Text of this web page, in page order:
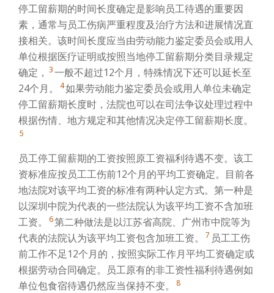
停工留薪期的时间长度确定是影响员工待遇的重要因
素，通常与员工伤病严重程度及治疗方法和进展情况直
接相关。该时间长度应当由劳动能力鉴定委员会或用人
单位根据医疗证明或按照当地停工留薪期分类目录规定
确定， 3一般不超过12个月，特殊情况下还可以延长至
24个月。
4如果劳动能力鉴定委员会或用人单位未确定
停工留薪期长度时，法院也可以在司法争议处理过程中
根据伤情、地方规定和其他情况决定停工留薪期长度。
5
员工停工留薪期的工资按照原工资福利待遇不变。该工
资标准应按员工工伤前12个月的平均工资确定。目前各
地法院对该平均工资的标准有两种认定方式。第一种是
以深圳中院为代表的一些法院认为该平均工资不含加班
工资。
6第二种做法是以江苏省高院、广州市中院等为
代表的法院认为该平均工资包含加班工资。
7 员工工伤
前工作不足12个月的，按照实际工作月平均工资确定或
根据劳动合同确定。员工原有的非工资性福利待遇例如
单位包食宿待遇仍然应当保持不变。
8